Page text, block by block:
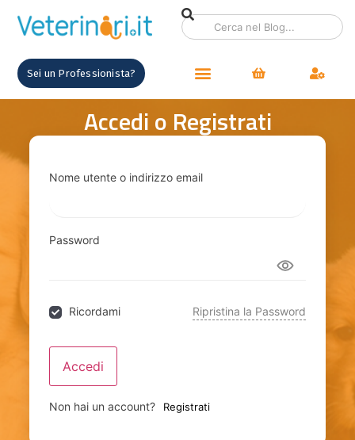
Sei un Professionista?
Accedi o Registrati
Nome utente o indirizzo email
Password
Ricordami Ripristina la Password
Accedi
Non hai un account? Registrati